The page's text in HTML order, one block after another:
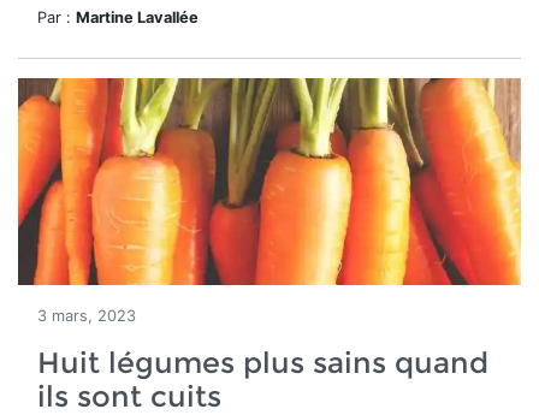
Par : Martine Lavallée
3 mars, 2023
Huit légumes plus sains quand
ils sont cuits